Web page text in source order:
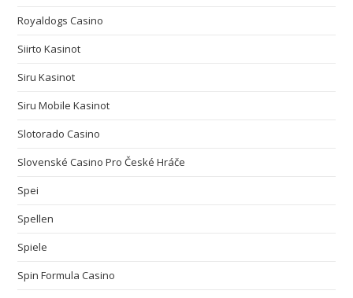
Royaldogs Casino
Siirto Kasinot
Siru Kasinot
Siru Mobile Kasinot
Slotorado Casino
Slovenské Casino Pro České Hráče
Spei
Spellen
Spiele
Spin Formula Casino